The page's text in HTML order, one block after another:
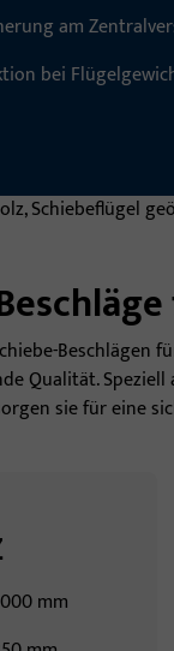
am
bei
Qualität.
sie für eine
mm